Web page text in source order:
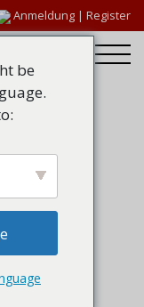
Anmeldung | Register
30
be